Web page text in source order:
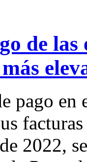
de
pago en
2022,